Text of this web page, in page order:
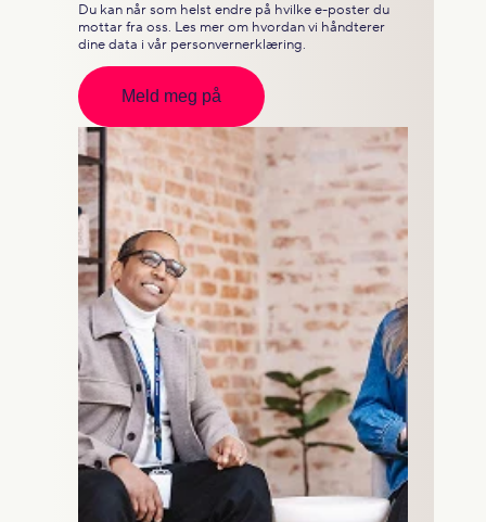
Du kan når som helst endre på hvilke e-poster du
mottar fra oss. Les mer om hvordan vi håndterer
dine data i vår personvernerklæring.